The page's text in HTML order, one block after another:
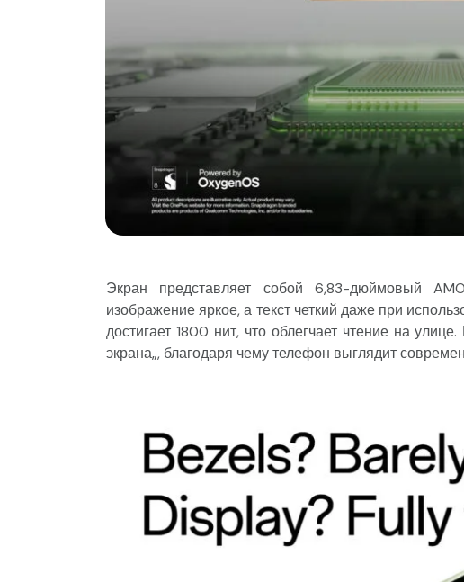
Экран представляет собой 6,83-дюймовый
изображение яркое, а текст четкий даже при
достигает 1800 нит, что облегчает чтение на
экрана„, благодаря чему телефон выглядит